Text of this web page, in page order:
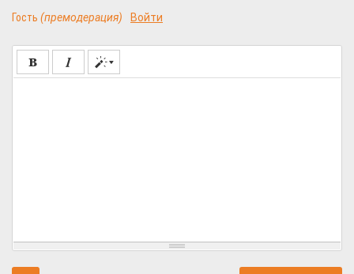
Гость (премодерация) Войти